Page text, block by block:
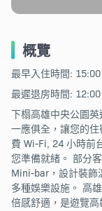
概覽
最早入住時間: 15:00
最遲退房時間: 12:00
下榻高雄中央公園
一應俱全，讓您的
費 Wi-Fi, 24 小時前
您準備就緒。 部分
Mini-bar，設計裝飾
多種娛樂設施。 高
倍感舒適，是遊覽高